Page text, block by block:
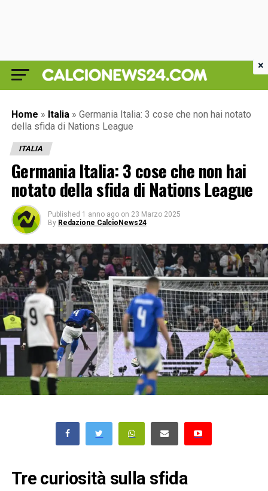
Home » Italia » Germania Italia: 3 cose che non hai notato
della sfida di Nations League
ITALIA
Germania Italia: 3 cose che non hai
notato della sfida di Nations League
Published 1 anno ago on 23 Marzo 2025
By Redazione CalcioNews24
Tre curiosità sulla sfida
×